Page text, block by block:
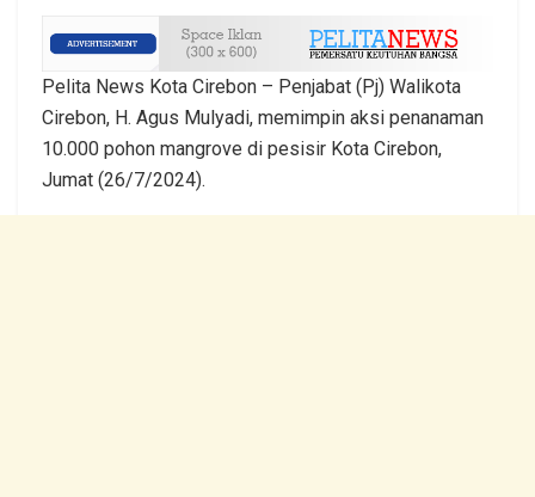
Pelita News Kota Cirebon – Penjabat (Pj) Walikota
Cirebon, H. Agus Mulyadi, memimpin aksi penanaman
10.000 pohon mangrove di pesisir Kota Cirebon,
Jumat (26/7/2024).